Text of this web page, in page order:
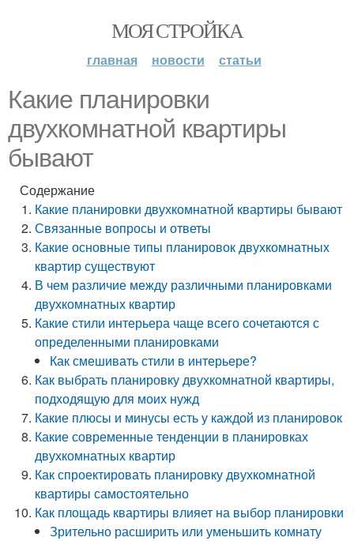
МОЯ СТРОЙКА
главная новости статьи
Какие планировки
двухкомнатной квартиры
бывают
Содержание
Какие планировки двухкомнатной квартиры бывают
Связанные вопросы и ответы
Какие основные типы планировок двухкомнатных
квартир существуют
В чем различие между различными планировками
двухкомнатных квартир
Какие стили интерьера чаще всего сочетаются с
определенными планировками
Как смешивать стили в интерьере?
Как выбрать планировку двухкомнатной квартиры,
подходящую для моих нужд
Какие плюсы и минусы есть у каждой из планировок
Какие современные тенденции в планировках
двухкомнатных квартир
Как спроектировать планировку двухкомнатной
квартиры самостоятельно
Как площадь квартиры влияет на выбор планировки
Зрительно расширить или уменьшить комнату